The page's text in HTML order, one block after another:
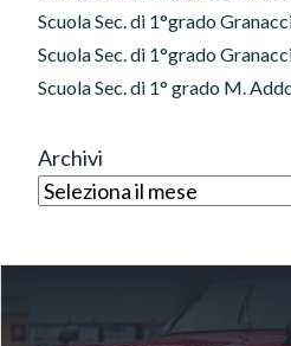
Scuola Sec. di 1°grado
Scuola Sec. di 1°grado
Scuola Sec. di 1° grado M.
Archivi